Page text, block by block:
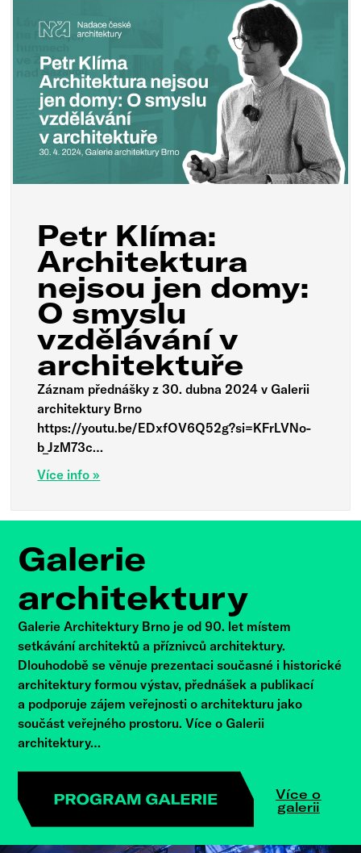
Petr Klíma:
Architektura
nejsou jen domy:
O smyslu
vzdělávání v
architektuře
Záznam přednášky z 30. dubna 2024 v Galerii
architektury Brno
https://youtu.be/EDxfOV6Q52g?si=KFrLVNo-
b_JzM73c…
Více info »
Galerie
architektury
Galerie Architektury Brno je od 90. let místem
setkávání architektů a příznivců architektury.
Dlouhodobě se věnuje prezentaci současné i historické
architektury formou výstav, přednášek a publikací
a podporuje zájem veřejnosti o architekturu jako
součást veřejného prostoru. Více o Galerii
architektury…
Více o
galerii